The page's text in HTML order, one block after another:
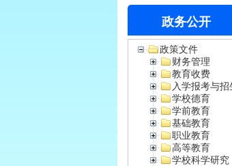
政务公开
政策文件
财务管理
教育收费
入学报考与招
学校德育
学前教育
基础教育
职业教育
高等教育
学校科学研究